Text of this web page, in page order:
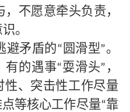
不愿意牵头负责，
。
避矛盾的“ 圆滑型”。
有的遇事“耍滑头” ，
性、突击性工作尽量
等核心工作尽量“靠